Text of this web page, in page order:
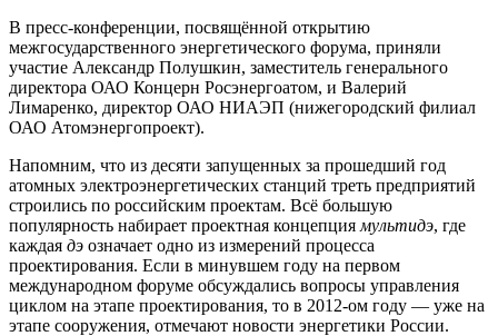
В пресс-конференции, посвящённой открытию
межгосударственного энергетического форума, приняли
участие Александр Полушкин, заместитель генерального
директора ОАО Концерн Росэнергоатом, и Валерий
Лимаренко, директор ОАО НИАЭП (нижегородский филиал
ОАО Атомэнергопроект).
Напомним, что из десяти запущенных за прошедший год
атомных электроэнергетических станций треть предприятий
строились по российским проектам. Всё большую
популярность набирает проектная концепция мультидэ, где
каждая дэ означает одно из измерений процесса
проектирования. Если в минувшем году на первом
международном форуме обсуждались вопросы управления
циклом на этапе проектирования, то в 2012-ом году — уже на
этапе сооружения, отмечают новости энергетики России.